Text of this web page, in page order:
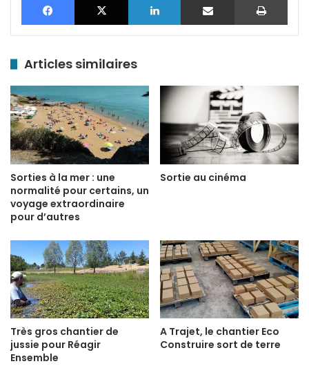
Articles similaires
Sorties à la mer : une
normalité pour certains, un
voyage extraordinaire
pour d’autres
Sortie au cinéma
Très gros chantier de
jussie pour Réagir
Ensemble
A Trajet, le chantier Eco
Construire sort de terre